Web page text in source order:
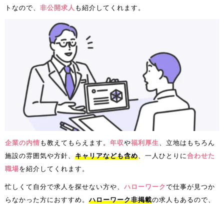
トなので、 非公開求人 も紹介してくれます。
企業の内情も教えてもらえます。 年収や福利厚生
、立地はもちろん
施設の雰囲気や方針、 キャリアなども含め 、一人ひとりに合わせた
職場​​を紹介してくれます。
忙しくて自分で求人を探せない方や、 ハローワークで仕事が見つか
らなかった方におすすめ。 ハローワーク非掲載の求人もあるので、